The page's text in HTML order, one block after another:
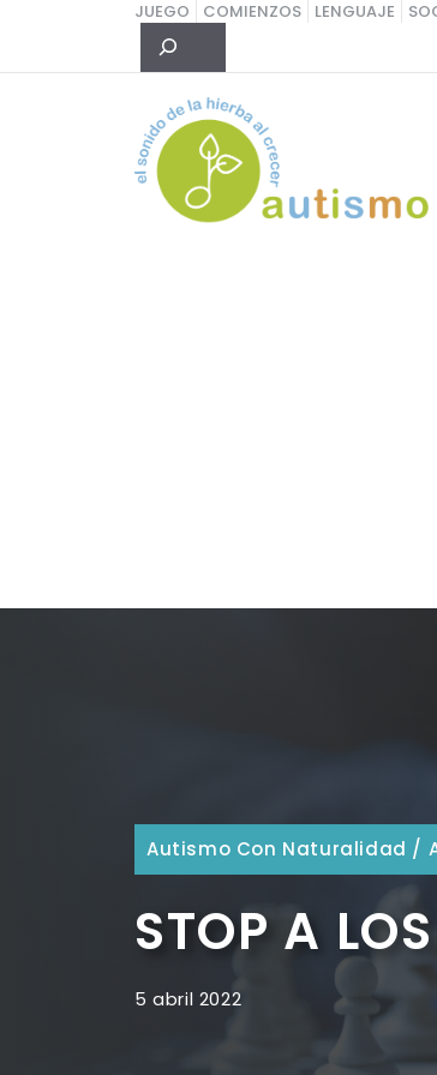
contenido
JUEGO COMIENZOS LENGUAJE
Buscar
Autismo Con Naturalidad /
STOP A
5 abril 2022